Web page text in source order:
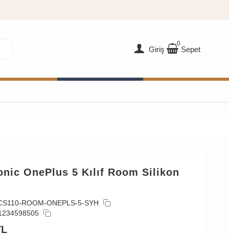
Giriş
0
Sepet
OnePlus 5 Kılıf Room Silikon
ROOM-ONEPLS-5-SYH